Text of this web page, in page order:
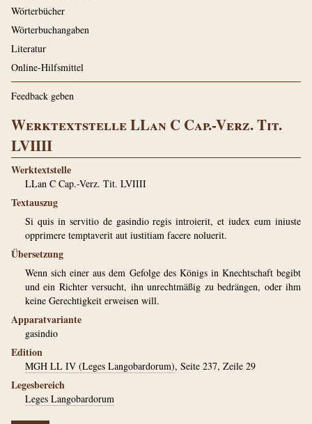
Wörterbücher
Wörterbuchangaben
Literatur
Online-Hilfsmittel
Feedback geben
Werktextstelle LLan C Cap.-Verz. Tit.
LVIIII
Werktextstelle
LLan C Cap.-Verz. Tit. LVIIII
Textauszug
Si quis in servitio de gasindio regis introierit, et iudex eum iniuste
opprimere temptaverit aut iustitiam facere noluerit.
Übersetzung
Wenn sich einer aus dem Gefolge des Königs in Knechtschaft begibt
und ein Richter versucht, ihn unrechtmäßig zu bedrängen, oder ihm
keine Gerechtigkeit erweisen will.
Apparatvariante
gasindio
Edition
MGH LL IV (Leges Langobardorum), Seite 237, Zeile 29
Legesbereich
Leges Langobardorum